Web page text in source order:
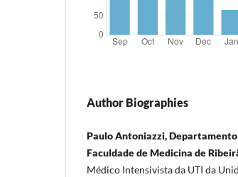
Author Biographies
Paulo Antoniazzi,
Faculdade de Medicina de
Médico Intensivista da UTI da